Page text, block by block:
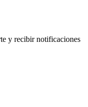
y recibir notificaciones